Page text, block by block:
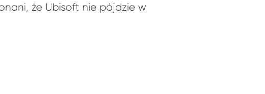
że Ubisoft nie pójdzie w